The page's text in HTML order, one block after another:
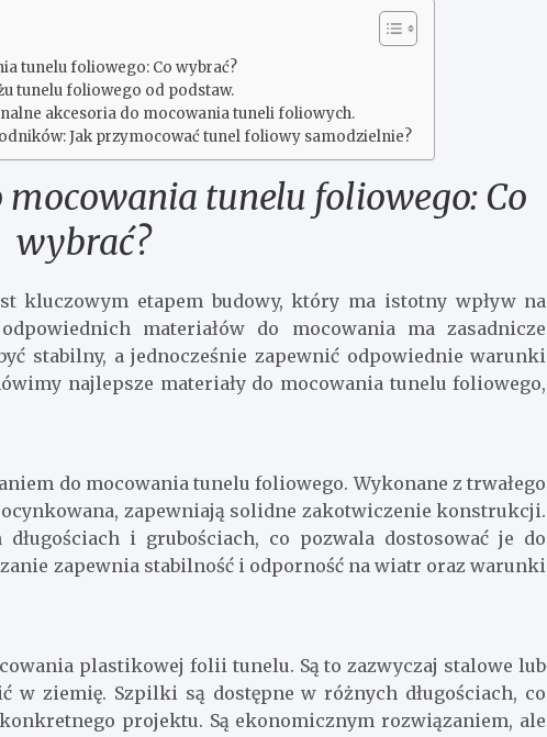
tunelu foliowego: Co wybrać?
tunelu foliowego od podstaw.
akcesoria do mocowania tuneli foliowych.
Jak przymocować tunel foliowy samodzielnie?
mocowania tunelu foliowego: Co
wybrać?
kluczowym etapem budowy, który ma istotny wpływ na
materiałów do mocowania ma zasadnicze
stabilny, a jednocześnie zapewnić odpowiednie warunki
najlepsze materiały do mocowania tunelu foliowego,
do mocowania tunelu foliowego. Wykonane z trwałego
zapewniają solidne zakotwiczenie konstrukcji.
i grubościach, co pozwala dostosować je do
zapewnia stabilność i odporność na wiatr oraz warunki
plastikowej folii tunelu. Są to zazwyczaj stalowe lub
w ziemię. Szpilki są dostępne w różnych długościach, co
projektu. Są ekonomicznym rozwiązaniem, ale